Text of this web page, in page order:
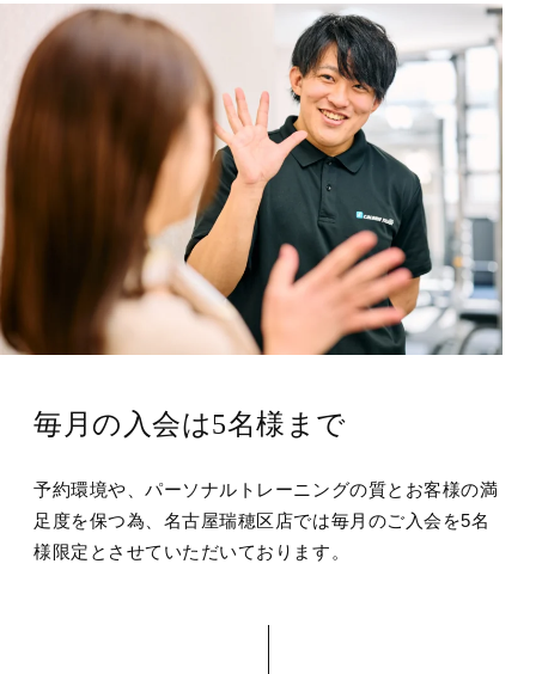
毎月の入会は5名様まで
予約環境や、パーソナルトレーニングの質とお客様の満
足度を保つ為、名古屋瑞穂区店では毎月のご入会を5名
様限定とさせていただいております。